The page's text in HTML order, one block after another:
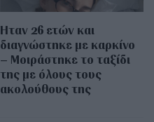
Ήταν 26 ετών και
διαγνώστηκε με καρκίνο
– Μοιράστηκε το ταξίδι
της με όλους τους
ακολούθους της